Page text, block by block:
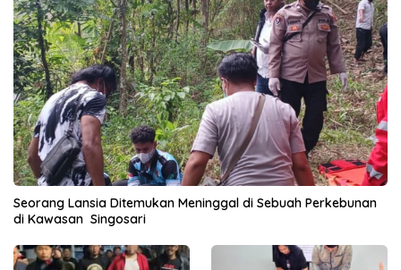
Seorang Lansia Ditemukan Meninggal di Sebuah Perkebunan
di Kawasan Singosari